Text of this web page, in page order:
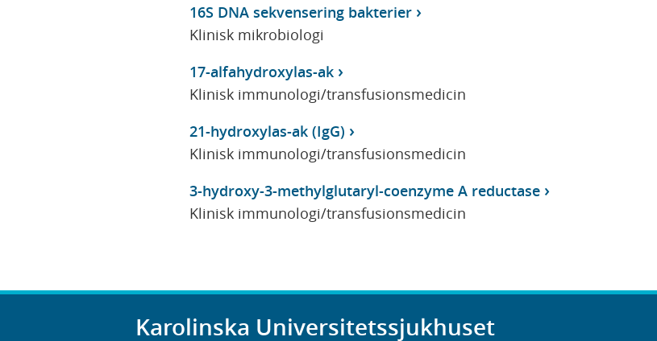
16S DNA sekvensering bakterier
Klinisk mikrobiologi
17-alfahydroxylas-ak
Klinisk immunologi/transfusionsmedicin
21-hydroxylas-ak (IgG)
Klinisk immunologi/transfusionsmedicin
3-hydroxy-3-methylglutaryl-coenzyme A reductase
Klinisk immunologi/transfusionsmedicin
Karolinska Universitetssjukhuset